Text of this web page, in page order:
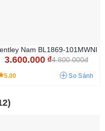
Nam BL1869-101MWNI
3.600.000 ₫4.800.000đ
5.00 So Sánh